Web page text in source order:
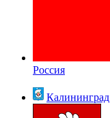
Россия
Калининград